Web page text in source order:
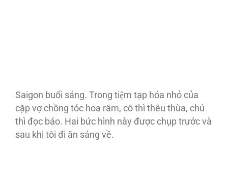
Saigon buổi sáng. Trong tiệm tạp hóa nhỏ của
cặp vợ chồng tóc hoa râm, cô thì thêu thùa, chú
thì đọc báo. Hai bức hình này được chụp trước và
sau khi tôi đi ăn sáng về.